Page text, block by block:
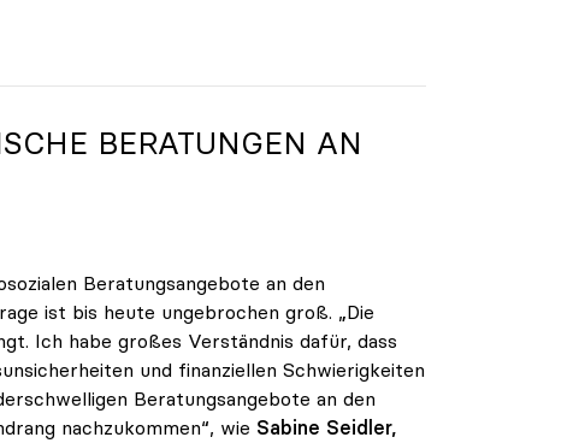
BERATUNGEN AN U
Beratungsangebote an den
ist bis heute ungebrochen groß. „Die
Ich habe großes Verständnis dafür, dass
und finanziellen Schwierigkeiten
Beratungsangebote an den
nachzukommen“, wie Sabine Seidler,